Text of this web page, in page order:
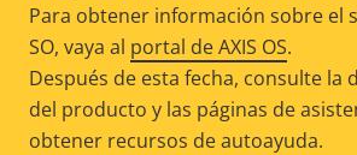
Para obtener información sobre el
SO, vaya al portal de AXIS OS.
Después de esta fecha, consulte la
del producto y las páginas de
obtener recursos de autoayuda.